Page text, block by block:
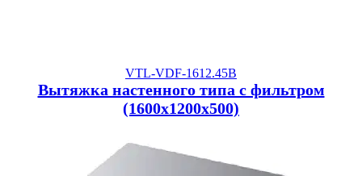
VTL-VDF-1612.45B
Вытяжка настенного типа с фильтром
(1600x1200x500)